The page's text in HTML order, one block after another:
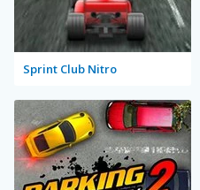
Sprint Club Nitro